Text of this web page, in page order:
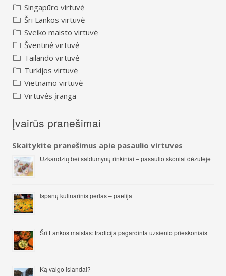
Singapūro virtuvė
Šri Lankos virtuvė
Sveiko maisto virtuvė
Šventinė virtuvė
Tailando virtuvė
Turkijos virtuvė
Vietnamo virtuvė
Virtuvės įranga
Įvairūs pranešimai
Skaitykite pranešimus apie pasaulio virtuves
Užkandžių bei saldumynų rinkiniai – pasaulio skoniai dėžutėje
Ispanų kulinarinis perlas – paelija
Šri Lankos maistas: tradicija pagardinta užsienio prieskoniais
Ką valgo islandai?